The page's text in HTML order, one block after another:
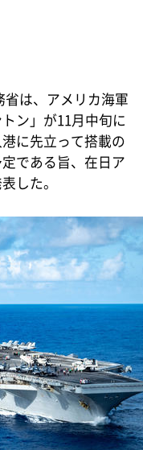
は、アメリカ海軍
ン」が11月中旬に
に先立って搭載の
である旨、在日ア
した。